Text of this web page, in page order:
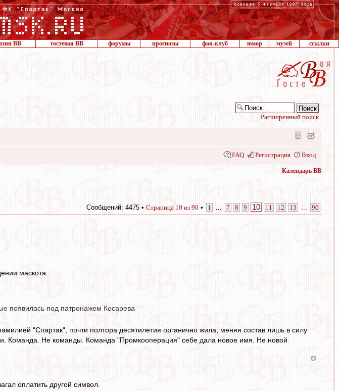
ВВ гостевая ВВ форумы прогнозы фан-клуб юмор музей ссылки
Расширенный поиск
FAQ Регистрация Вход
Календарь ВВ
Сообщений: 4475 • Страница 10 из 90 • 1 7 8 9 10 11 12 13 90
маскота.
появилась под патронажем Косарева
"Спартак", почти полтора десятилетия органично жила, меняя состав лишь в силу
Команда. Не команды. Команда "Промкооперация" себе дала новое имя. Не новой
оплатить другой символ.